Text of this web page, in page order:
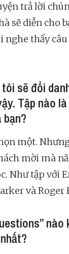
trả lời
sẽ diễn cho
nghe thấy
sẽ đổi
Tập nào
một.
mời mà
Như tập với
và Roger
nào